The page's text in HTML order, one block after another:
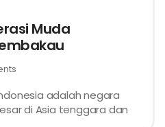
Muda
adalah negara
di Asia tenggara dan